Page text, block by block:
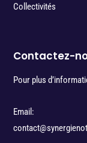
Collectivités
Contactez-
Pour plus
Email: